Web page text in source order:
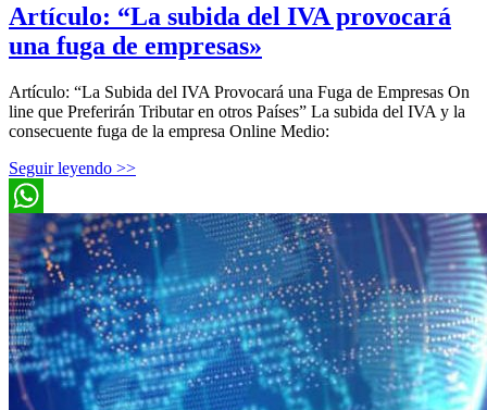
Artículo: “La subida del IVA provocará
una fuga de empresas»
Artículo: “La Subida del IVA Provocará una Fuga de Empresas On
line que Preferirán Tributar en otros Países” La subida del IVA y la
consecuente fuga de la empresa Online Medio:
Seguir leyendo >>
WhatsApp